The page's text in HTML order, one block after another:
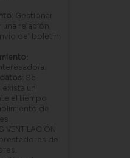
Gestionar
una relación
del boletín
a.
Se
un
el tiempo
de
VENTILACIÓN
prestadores de